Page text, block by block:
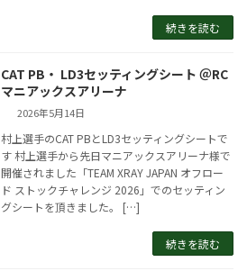
続きを読む
CAT PB・ LD3セッティングシート ＠RC
マニアックスアリーナ
2026年5月14日
村上選手のCAT PBとLD3セッティングシートで
す 村上選手から先日マニアックスアリーナ様で
開催されました「TEAM XRAY JAPAN オフロー
ド ストックチャレンジ 2026」でのセッティン
グシートを頂きました。 […]
続きを読む